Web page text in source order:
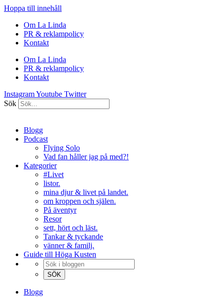
Hoppa till innehåll
Om La Linda
PR & reklampolicy
Kontakt
Om La Linda
PR & reklampolicy
Kontakt
InstagramYoutube Twitter
Sök
Blogg
Podcast
Flying Solo
Vad fan håller jag på med?!
Kategorier
#Livet
listor.
mina djur & livet på landet.
om kroppen och själen.
På äventyr
Resor
sett, hört och läst.
Tankar & tyckande
vänner & familj.
Guide till Höga Kusten
Blogg